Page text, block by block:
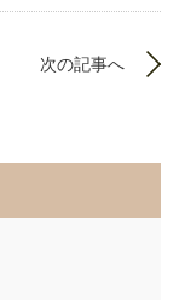
次の記事へ